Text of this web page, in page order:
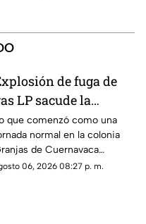
de fuga de
LP sacude la
Las Granjas
que comenzó como una
normal en la colonia
de Cuernavaca
en una movilización
06, 2026 08:27 p. m.